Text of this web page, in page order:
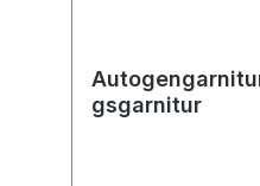
gsgarnitur